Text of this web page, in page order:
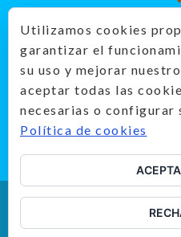
PantallasAmigas -
Utilizamos cookies
garantizar el
su uso y mejorar
aceptar todas las
necesarias o configurar
Política de cookies